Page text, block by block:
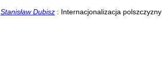
Stanisław Dubisz : Internacjonalizacja polszczyzny